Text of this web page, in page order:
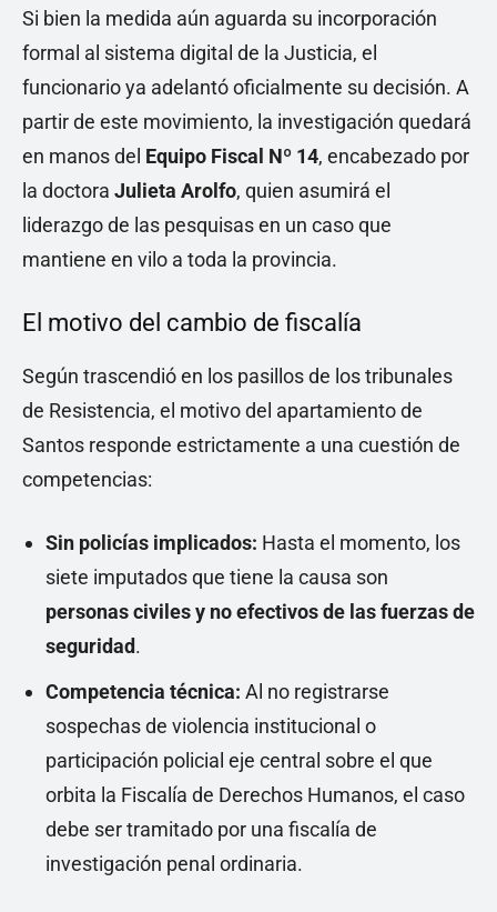
Si bien la medida aún aguarda su incorporación
formal al sistema digital de la Justicia, el
funcionario ya adelantó oficialmente su decisión. A
partir de este movimiento, la investigación quedará
en manos del Equipo Fiscal Nº 14, encabezado por
la doctora Julieta Arolfo, quien asumirá el
liderazgo de las pesquisas en un caso que
mantiene en vilo a toda la provincia.
El motivo del cambio de fiscalía
Según trascendió en los pasillos de los tribunales
de Resistencia, el motivo del apartamiento de
Santos responde estrictamente a una cuestión de
competencias:
Sin policías implicados: Hasta el momento, los
siete imputados que tiene la causa son
personas civiles y no efectivos de las fuerzas de
seguridad.
Competencia técnica: Al no registrarse
sospechas de violencia institucional o
participación policial eje central sobre el que
orbita la Fiscalía de Derechos Humanos, el caso
debe ser tramitado por una fiscalía de
investigación penal ordinaria.